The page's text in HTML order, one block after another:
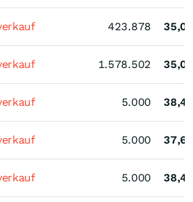
423.878 35,02
1.578.502 35,00
5.000 38,43
5.000 37,69
5.000 38,49